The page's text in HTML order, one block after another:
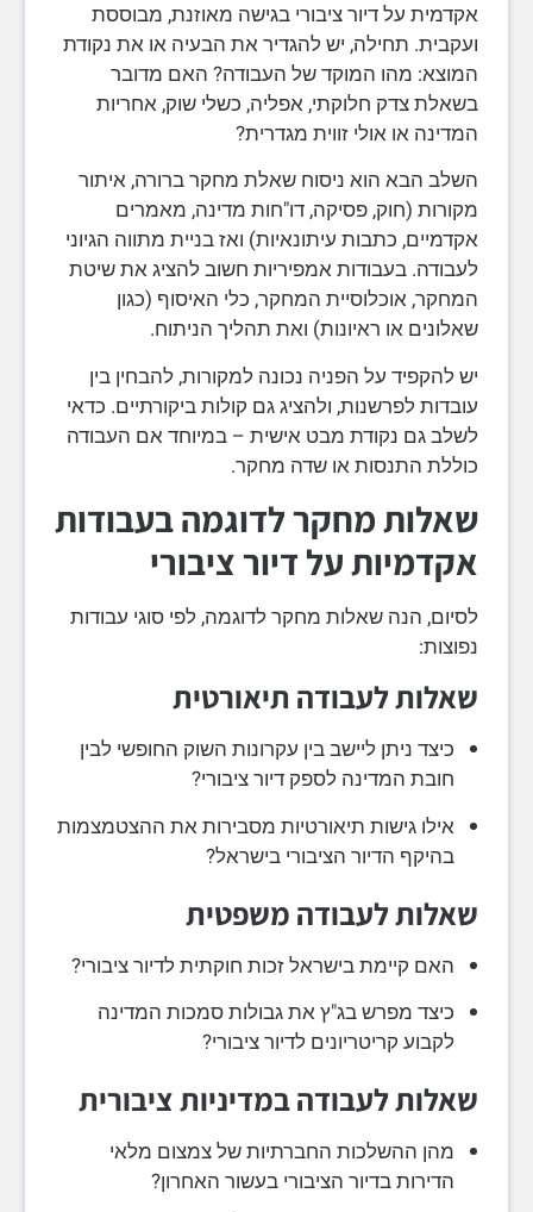
אקדמית על דיור ציבורי בגישה מאוזנת, מבוססת
ועקבית. תחילה, יש להגדיר את הבעיה או את נקודת
המוצא: מהו המוקד של העבודה? האם מדובר
בשאלת צדק חלוקתי, אפליה, כשלי שוק, אחריות
המדינה או אולי זווית מגדרית?
השלב הבא הוא ניסוח שאלת מחקר ברורה, איתור
מקורות (חוק, פסיקה, דו"חות מדינה, מאמרים
אקדמיים, כתבות עיתונאיות) ואז בניית מתווה הגיוני
לעבודה. בעבודות אמפיריות חשוב להציג את שיטת
המחקר, אוכלוסיית המחקר, כלי האיסוף (כגון
שאלונים או ראיונות) ואת תהליך הניתוח.
יש להקפיד על הפניה נכונה למקורות, להבחין בין
עובדות לפרשנות, ולהציג גם קולות ביקורתיים. כדאי
לשלב גם נקודת מבט אישית – במיוחד אם העבודה
כוללת התנסות או שדה מחקר.
שאלות מחקר לדוגמה בעבודות
אקדמיות על דיור ציבורי
לסיום, הנה שאלות מחקר לדוגמה, לפי סוגי עבודות
נפוצות:
שאלות לעבודה תיאורטית
כיצד ניתן ליישב בין עקרונות השוק החופשי לבין
חובת המדינה לספק דיור ציבורי?
אילו גישות תיאורטיות מסבירות את ההצטמצמות
בהיקף הדיור הציבורי בישראל?
שאלות לעבודה משפטית
האם קיימת בישראל זכות חוקתית לדיור ציבורי?
כיצד מפרש בג"ץ את גבולות סמכות המדינה
לקבוע קריטריונים לדיור ציבורי?
שאלות לעבודה במדיניות ציבורית
מהן ההשלכות החברתיות של צמצום מלאי
הדירות בדיור הציבורי בעשור האחרון?